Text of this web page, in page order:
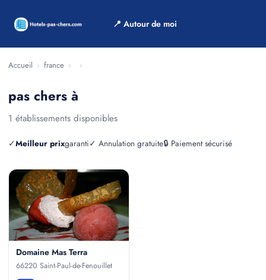
📍 Autour de moi
Accueil › france › ›
pas chers à
1 établissements disponibles
✓Meilleur prixgaranti✓ Annulation gratuite🔒 Paiement sécurisé
Domaine Mas Terra
66220 Saint-Paul-de-Fenouillet